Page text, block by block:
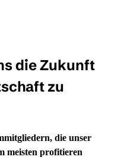
die Zukunft
zu
die unser
meisten profitieren